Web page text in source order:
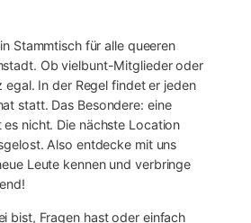
Stammtisch für alle queeren
Ob vielbunt-Mitglieder oder
egal. In der Regel findet er jeden
statt. Das Besondere: eine
nicht. Die nächste Location
Also entdecke mit uns
Leute kennen und verbringe
bist, Fragen hast oder einfach